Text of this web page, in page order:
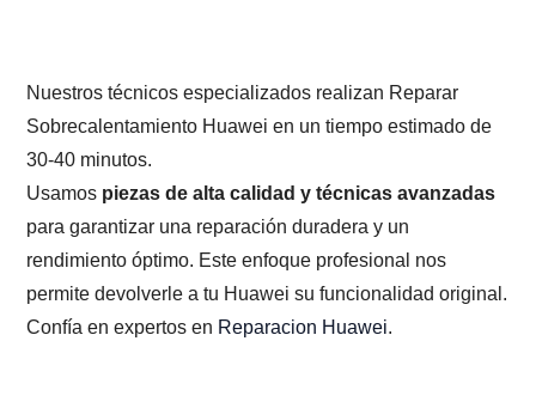
Nuestros técnicos especializados realizan Reparar
Sobrecalentamiento Huawei en un tiempo estimado de
30-40 minutos.
Usamos piezas de alta calidad y técnicas avanzadas
para garantizar una reparación duradera y un
rendimiento óptimo. Este enfoque profesional nos
permite devolverle a tu Huawei su funcionalidad original.
Confía en expertos en Reparacion Huawei.